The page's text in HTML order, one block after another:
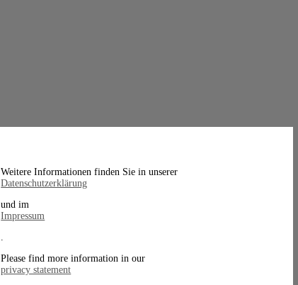
Weitere Informationen finden Sie in unserer
Datenschutzerklärung
und im
Impressum
.
Please find more information in our
privacy statement